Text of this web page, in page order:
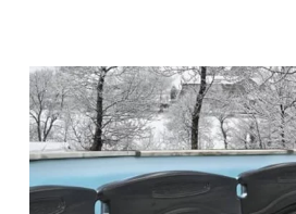
Réussir
l’hivernage
de
sa